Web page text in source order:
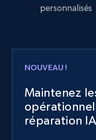
personnalisés
NOUVEAU !
Maintenez
réparation IA